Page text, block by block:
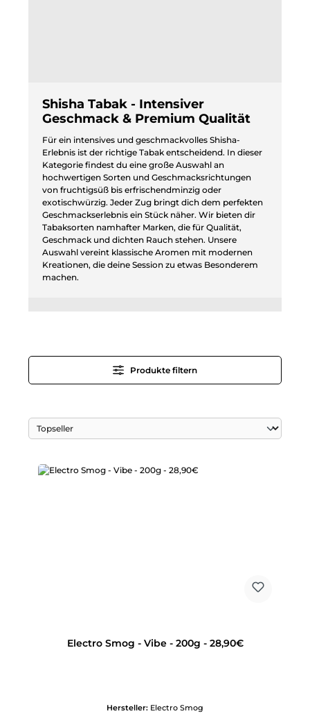
Shisha Tabak - Intensiver
Geschmack & Premium Qualität
Für ein intensives und geschmackvolles Shisha-
Erlebnis ist der richtige Tabak entscheidend. In dieser
Kategorie findest du eine große Auswahl an
hochwertigen Sorten und Geschmacksrichtungen
von fruchtigsüß bis erfrischendminzig oder
exotischwürzig. Jeder Zug bringt dich dem perfekten
Geschmackserlebnis ein Stück näher. Wir bieten dir
Tabaksorten namhafter Marken, die für Qualität,
Geschmack und dichten Rauch stehen. Unsere
Auswahl vereint klassische Aromen mit modernen
Kreationen, die deine Session zu etwas Besonderem
machen.
Produkte filtern
Electro Smog - Vibe - 200g - 28,90€
Hersteller: Electro Smog